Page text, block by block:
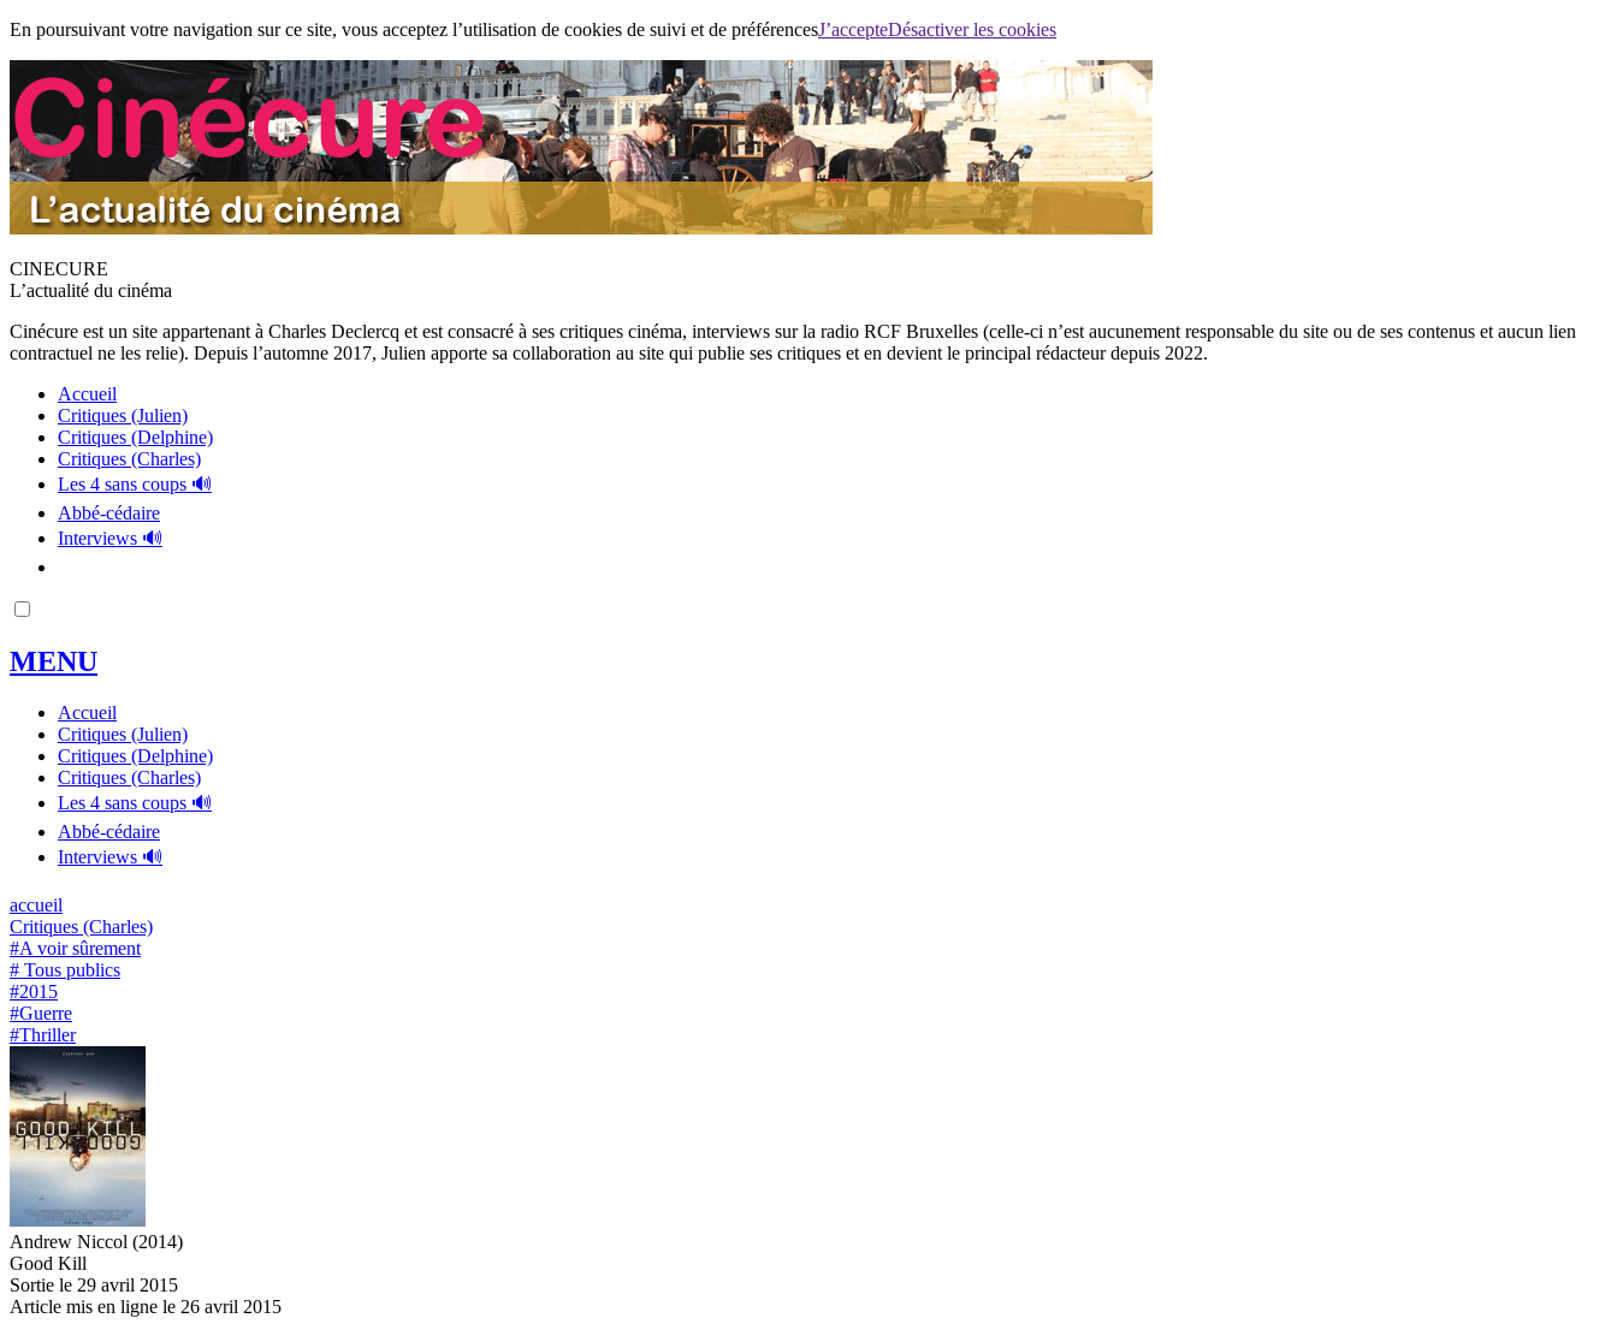
En poursuivant votre navigation sur ce site, vous acceptez l’utilisation de cookies de suivi et de préférencesJ’accepteDésactiver les cookies
CINECURE
L’actualité du cinéma
Cinécure est un site appartenant à Charles Declercq et est consacré à ses critiques cinéma, interviews sur la radio RCF Bruxelles (celle-ci n’est aucunement responsable du site ou de ses contenus et aucun lien
contractuel ne les relie). Depuis l’automne 2017, Julien apporte sa collaboration au site qui publie ses critiques et en devient le principal rédacteur depuis 2022.
Accueil
Critiques (Julien)
Critiques (Delphine)
Critiques (Charles)
Les 4 sans coups 🔊
Abbé-cédaire
Interviews 🔊
MENU
Accueil
Critiques (Julien)
Critiques (Delphine)
Critiques (Charles)
Les 4 sans coups 🔊
Abbé-cédaire
Interviews 🔊
accueil
Critiques (Charles)
#A voir sûrement
# Tous publics
#2015
#Guerre
#Thriller
Andrew Niccol (2014)
Good Kill
Sortie le 29 avril 2015
Article mis en ligne le 26 avril 2015